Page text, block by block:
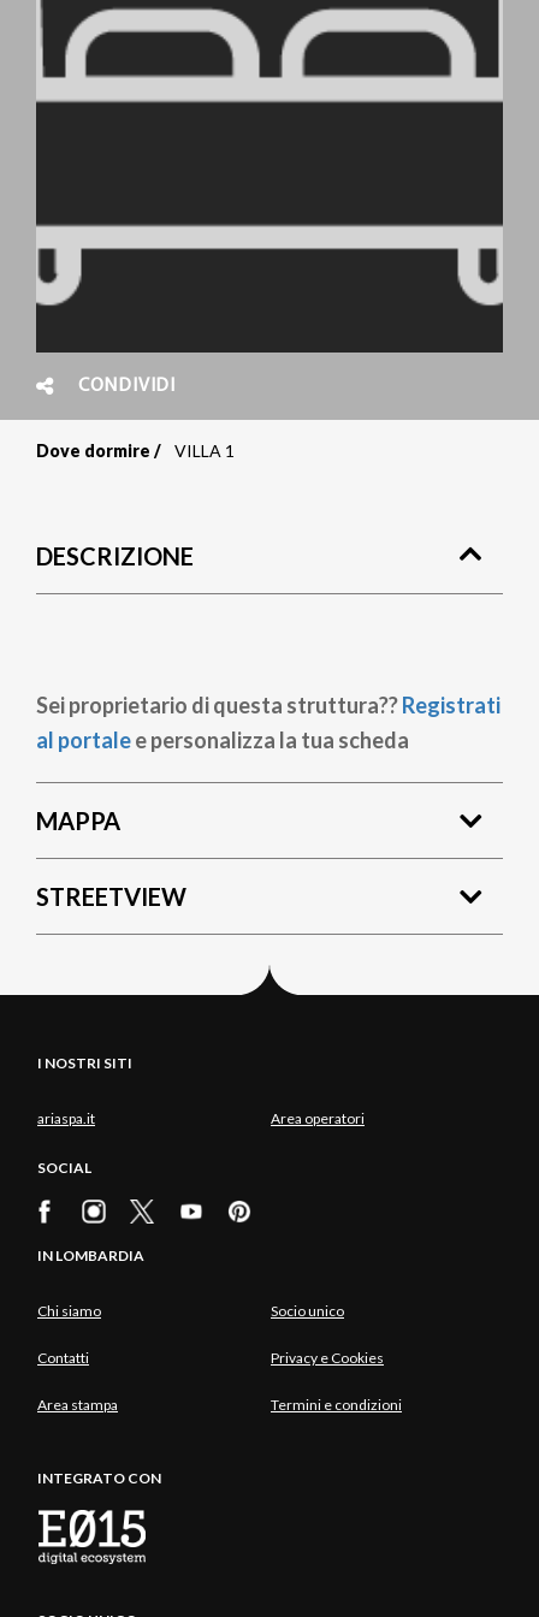
CONDIVIDI
pane
Dove dormire VILLA 1
DESCRIZIONE
Sei proprietario di questa struttura??Registrati
al portalee personalizza la tua scheda
MAPPA
STREETVIEW
I NOSTRI SITI
ariaspa.it Area operatori
SOCIAL
IN LOMBARDIA
Chi siamo Socio unico
Contatti Privacy e Cookies
Area stampa Termini e condizioni
INTEGRATO CON